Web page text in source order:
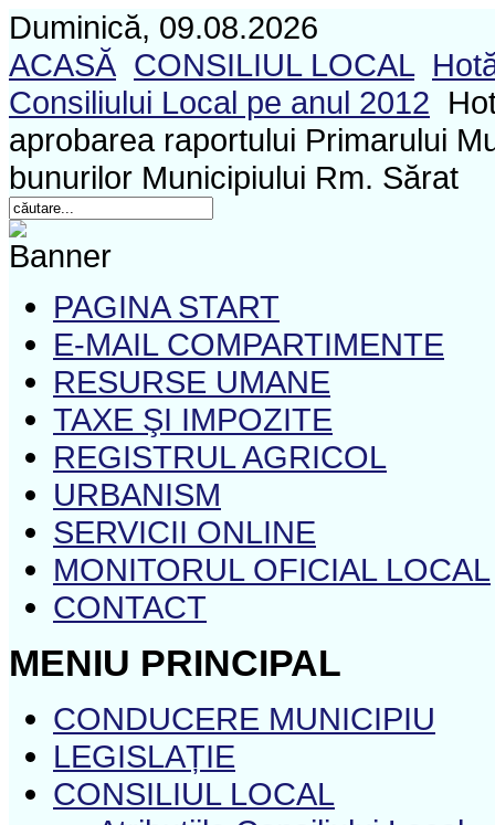
Duminică, 09.08.2026
ACASĂ CONSILIUL LOCAL
Consiliului Local pe anul 2012
aprobarea raportului Primarului
bunurilor Municipiului Rm. Sărat
PAGINA START
E-MAIL COMPARTIMENTE
RESURSE UMANE
TAXE ŞI IMPOZITE
REGISTRUL AGRICOL
URBANISM
SERVICII ONLINE
MONITORUL OFICIAL LOCAL
CONTACT
MENIU PRINCIPAL
CONDUCERE MUNICIPIU
LEGISLAȚIE
CONSILIUL LOCAL